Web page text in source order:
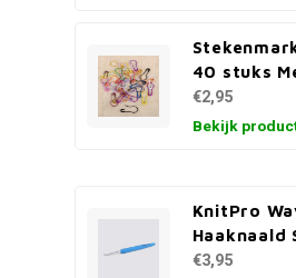
40 stuks
€2,95
Bekijk
KnitPro
Haaknaald
€3,95